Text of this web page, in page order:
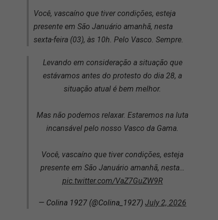
Você, vascaíno que tiver condições, esteja
presente em São Januário amanhã, nesta
sexta-feira (03), às 10h. Pelo Vasco. Sempre.
Levando em consideração a situação que
estávamos antes do protesto do dia 28, a
situação atual é bem melhor.
Mas não podemos relaxar. Estaremos na luta
incansável pelo nosso Vasco da Gama.
Você, vascaíno que tiver condições, esteja
presente em São Januário amanhã, nesta…
pic.twitter.com/VaZ7GuZW9R
— Colina 1927 (@Colina_1927) July 2, 2026